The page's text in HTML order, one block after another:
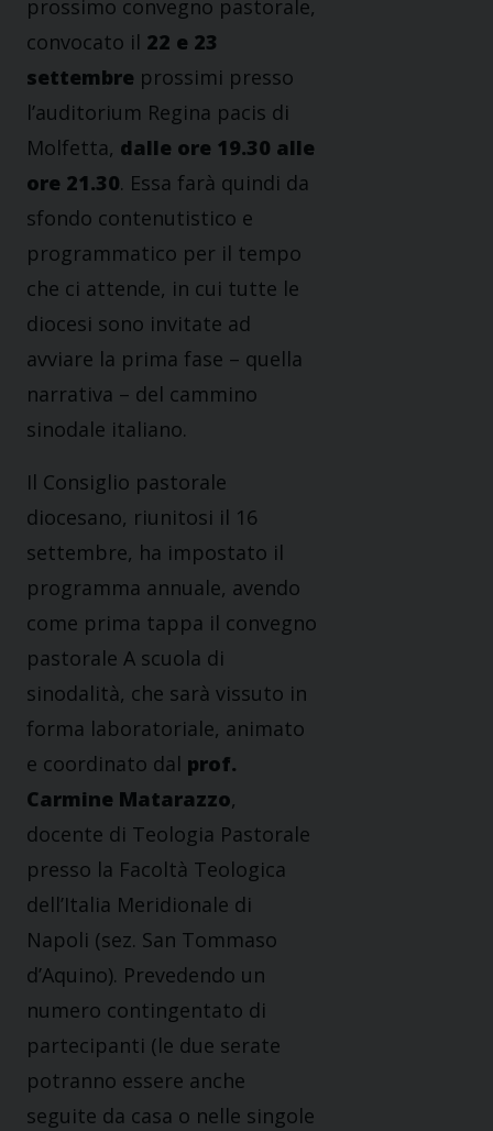
prossimo convegno pastorale,
convocato il 22 e 23
settembre prossimi presso
l’auditorium Regina pacis di
Molfetta, dalle ore 19.30 alle
ore 21.30. Essa farà quindi da
sfondo contenutistico e
programmatico per il tempo
che ci attende, in cui tutte le
diocesi sono invitate ad
avviare la prima fase – quella
narrativa – del cammino
sinodale italiano.
Il Consiglio pastorale
diocesano, riunitosi il 16
settembre, ha impostato il
programma annuale, avendo
come prima tappa il convegno
pastorale A scuola di
sinodalità, che sarà vissuto in
forma laboratoriale, animato
e coordinato dal prof.
Carmine Matarazzo,
docente di Teologia Pastorale
presso la Facoltà Teologica
dell’Italia Meridionale di
Napoli (sez. San Tommaso
d’Aquino). Prevedendo un
numero contingentato di
partecipanti (le due serate
potranno essere anche
seguite da casa o nelle singole